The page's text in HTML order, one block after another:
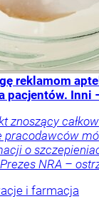
reklamom
pacjentów. Inni
znoszący
pracodawców
o
NRA –
i farmacja